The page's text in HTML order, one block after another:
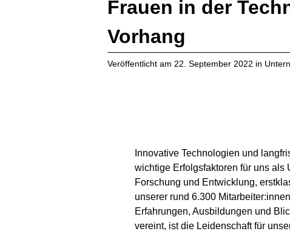
Frauen in der
Vorhang
Veröffentlicht am 22. September 2022 in
Innovative Technologien und
wichtige Erfolgsfaktoren für uns als
Forschung und Entwicklung,
unserer rund 6.300
Erfahrungen, Ausbildungen und
vereint, ist die Leidenschaft für